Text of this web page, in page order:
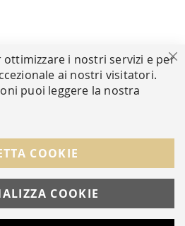
Instagram Whatsapp
s.r.l. | P.IVA IT05919160969
Galilei, 14 | Milano
ottimizzare i nostri servizi e per
ai nostri visitatori.
puoi leggere la nostra
COOKIE
COOKIE